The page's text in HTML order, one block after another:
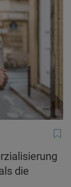
die